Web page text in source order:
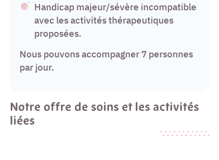
Handicap majeur/sévère incompatible
avec les activités thérapeutiques
proposées.
Nous pouvons accompagner 7 personnes
par jour.
Notre offre de soins et les activités
liées